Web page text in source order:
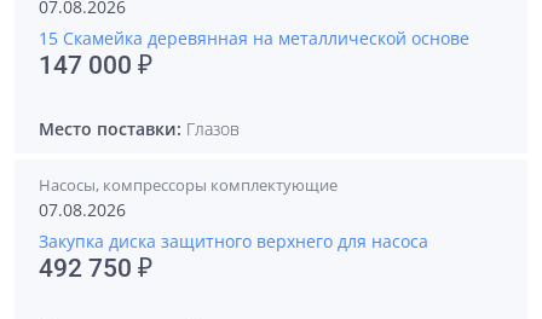
07.08.2026
15 Скамейка деревянная на металлической основе
147 000 ₽
Место поставки: Глазов
Насосы, компрессоры комплектующие
07.08.2026
Закупка диска защитного верхнего для насоса
492 750 ₽